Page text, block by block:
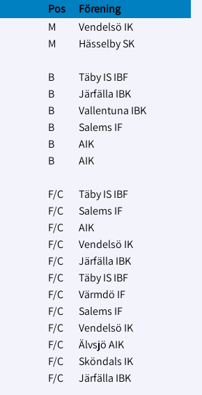
Pos
Förening
M
M
B
B
B
B
B
B
F/C
F/C
F/C
F/C
F/C
F/C
F/C
F/C
F/C
F/C
F/C
F/C
Vendelsö IK
Hässelby SK
Täby IS IBF
Järfälla IBK
Vallentuna IBK
Salems IF
AIK
AIK
Täby IS IBF
Salems IF
AIK
Vendelsö IK
Järfälla IBK
Täby IS IBF
Värmdö IF
Salems IF
Vendelsö IK
Älvsjö AIK
Sköndals IK
Järfälla IBK